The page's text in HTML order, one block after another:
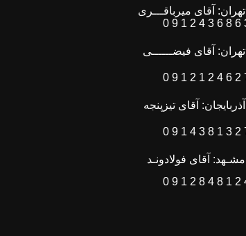
تهران: آقای میرباقـــری
تهران: آقای فیضــــــی
آذربایجان: آقای تیزپنجه
مشـهد: آقای فولادونـد